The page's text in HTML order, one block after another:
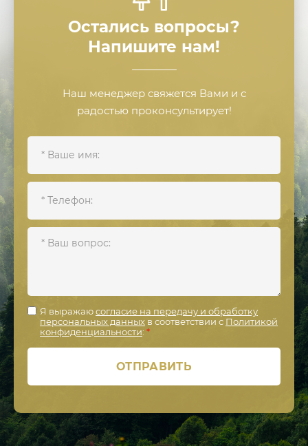
Остались вопросы?
Напишите нам!
Наш менеджер свяжется Вами и с
радостью проконсультирует!
Я выражаюсогласие на передачу и обработку
персональных данных в соответствии с Политикой
конфиденциальности: *
ОТПРАВИТЬ